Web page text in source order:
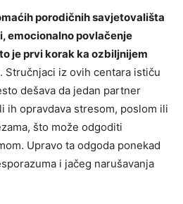
porodičnih savjetovališta
emocionalno povlačenje
je prvi korak ka ozbiljnijem
. Stručnjaci iz ovih centara ističu
dešava da jedan partner
ih opravdava stresom, poslom ili
što može odgoditi
Upravo ta odgoda ponekad
i jačeg narušavanja